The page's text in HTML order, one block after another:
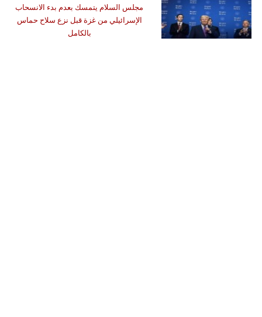
مجلس السلام يتمسك بعدم بدء الانسحاب
الإسرائيلي من غزة قبل نزع سلاح حماس
بالكامل